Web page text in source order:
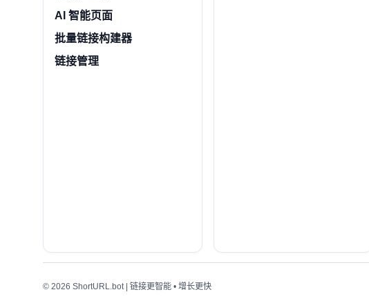
AI 智能页面
批量链接构建器
链接管理
© 2026 ShortURL.bot | 链接更智能 • 增长更快